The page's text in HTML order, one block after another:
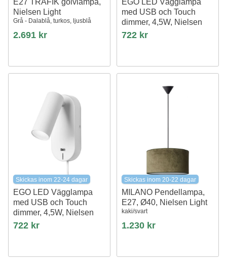
E27 TRAFIK golvlampa,
Nielsen Light
Grå - Dalablå, turkos, ljusblå
2.691 kr
EGO LED Vägglampa
med USB och Touch
dimmer, 4,5W, Nielsen
Light
722 kr
Skickas inom 22-24 dagar
EGO LED Vägglampa
med USB och Touch
dimmer, 4,5W, Nielsen
Light
722 kr
Skickas inom 20-22 dagar
MILANO Pendellampa,
E27, Ø40, Nielsen Light
kaki/svart
1.230 kr